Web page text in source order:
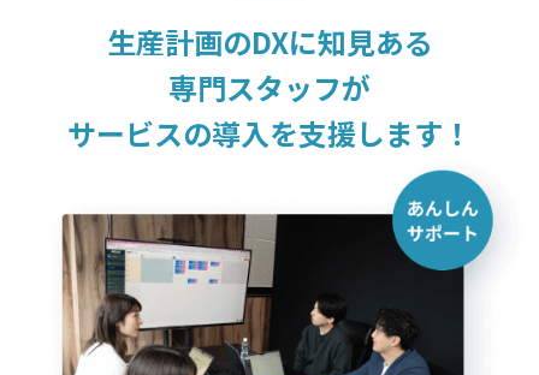
生産計画のDXに知見ある
専門スタッフが
サービスの導入を支援します！